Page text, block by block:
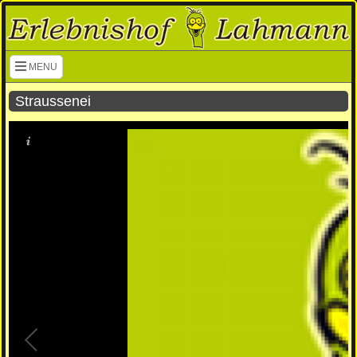
MENU
Navigation überspringen
Straussenei